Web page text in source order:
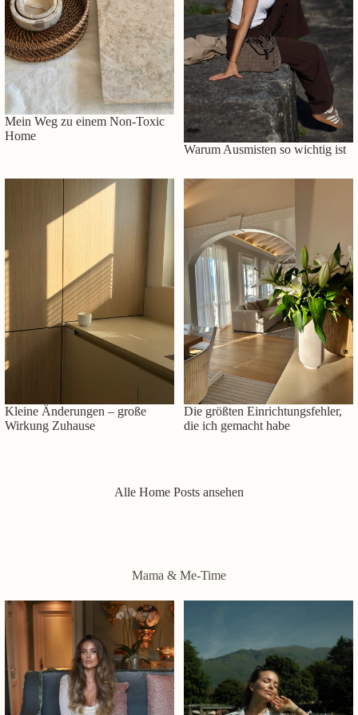
Mein Weg zu einem Non-Toxic
Home
Warum Ausmisten so wichtig ist
Kleine Änderungen – große
Wirkung Zuhause
Die größten Einrichtungsfehler,
die ich gemacht habe
Alle Home Posts ansehen
Mama & Me-Time